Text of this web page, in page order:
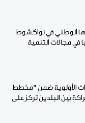
الوطني في نواكشوط
في مجالات التنمية
الأولوية ضمن "مخطط
بين البلدين تركز على